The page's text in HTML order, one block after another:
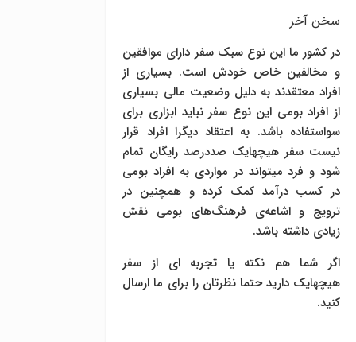
سخن آخر
در کشور ما این نوع سبک سفر دارای موافقین
و مخالفین خاص خودش است. بسیاری از
افراد معتقدند به دلیل وضعیت مالی بسیاری
از افراد بومی این نوع سفر نباید ابزاری برای
سواستفاده باشد. به اعتقاد دیگرا افراد قرار
نیست سفر هیچهایک صددرصد رایگان تمام
شود و فرد میتواند در مواردی به افراد بومی
در کسب درآمد کمک کرده و همچنین در
ترویج و اشاعه‌ی فرهنگ‌های بومی نقش
زیادی داشته باشد.
اگر شما هم نکته یا تجربه ای از سفر
هیچهایک دارید حتما نظرتان را برای ما ارسال
کنید.